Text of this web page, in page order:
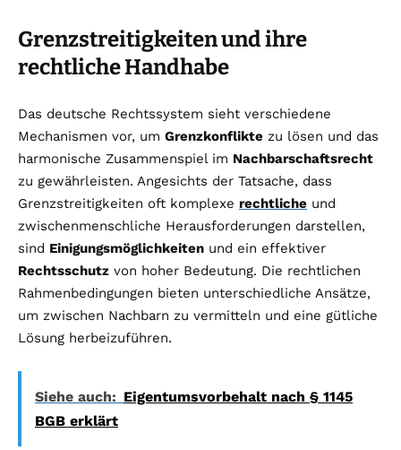
Grenzstreitigkeiten und ihre
rechtliche Handhabe
Das deutsche Rechtssystem sieht verschiedene
Mechanismen vor, um Grenzkonflikte zu lösen und das
harmonische Zusammenspiel im Nachbarschaftsrecht
zu gewährleisten. Angesichts der Tatsache, dass
Grenzstreitigkeiten oft komplexe rechtliche und
zwischenmenschliche Herausforderungen darstellen,
sind Einigungsmöglichkeiten und ein effektiver
Rechtsschutz von hoher Bedeutung. Die rechtlichen
Rahmenbedingungen bieten unterschiedliche Ansätze,
um zwischen Nachbarn zu vermitteln und eine gütliche
Lösung herbeizuführen.
Siehe auch: Eigentumsvorbehalt nach § 1145
BGB erklärt